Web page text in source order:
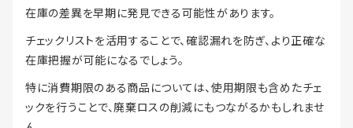
在庫の差異を早期に発見できる可能性があります。
チェックリストを活用することで、確認漏れを防ぎ、より正確な
在庫把握が可能になるでしょう。
特に消費期限のある商品については、使用期限も含めたチェ
ックを行うことで、廃棄ロスの削減にもつながるかもしれませ